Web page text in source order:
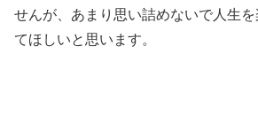
せんが、あまり思い詰めないで人生
てほしいと思います。